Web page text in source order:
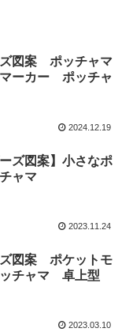
図案 ポッチャマ
ーカー ポッチャ
2024.12.19
ズ図案】小さなポ
ャマ
2023.11.24
図案 ポケットモ
チャマ 卓上型
2023.03.10